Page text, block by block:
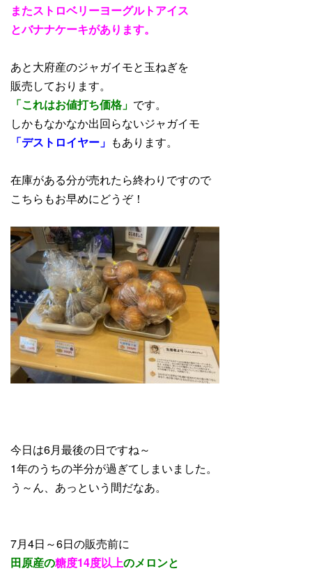
またストロベリーヨーグルトアイス
とバナナケーキがあります。
あと大府産のジャガイモと玉ねぎを
販売しております。
「これはお値打ち価格」 です。
しかもなかなか出回らないジャガイモ
「デストロイヤー」 もあります。
在庫がある分が売れたら終わりですので
こちらもお早めにどうぞ！
今日は6月最後の日ですね～
1年のうちの半分が過ぎてしまいました。
う～ん、あっという間だなあ。
7月4日～6日の販売前に
田原産の糖度14度以上のメロンと